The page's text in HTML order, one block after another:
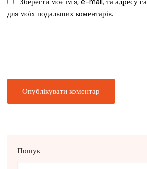
для моїх подальших коментарів.
Пошук